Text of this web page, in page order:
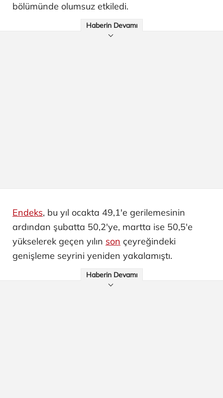
bölümünde olumsuz etkiledi.
Haberin Devamı
Endeks, bu yıl ocakta 49,1'e gerilemesinin
ardından şubatta 50,2'ye, martta ise 50,5'e
yükselerek geçen yılın son çeyreğindeki
genişleme seyrini yeniden yakalamıştı.
Haberin Devamı